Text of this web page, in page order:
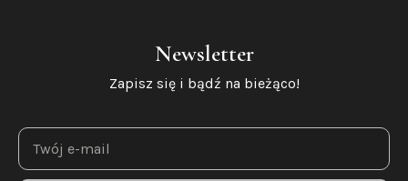
Newsletter
Zapisz się i bądź na bieżąco!